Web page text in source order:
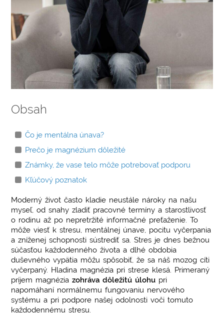
Obsah
Čo je mentálna únava?
Prečo je magnézium dôležité
Známky, že vase telo môže potrebovať podporu
Kľúčový poznatok
Moderný život často kladie neustále nároky na našu
myseľ, od snahy zladiť pracovné termíny a starostlivosť
o rodinu až po nepretržité informačné preťaženie. To
môže viesť k stresu, mentálnej únave, pocitu vyčerpania
a zníženej schopnosti sústrediť sa. Stres je dnes bežnou
súčasťou každodenného života a dlhé obdobia
duševného vypätia môžu spôsobiť, že sa náš mozog cíti
vyčerpaný. Hladina magnézia pri strese klesá. Primeraný
príjem magnéziazohráva dôležitú úlohu pri
napomáhaní normálnemu fungovaniu nervového
systému a pri podpore našej odolnosti voči tomuto
každodennému stresu.